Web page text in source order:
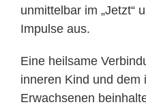
unmittelbar im „Jetzt“
Impulse aus.
Eine heilsame
inneren Kind und dem
Erwachsenen